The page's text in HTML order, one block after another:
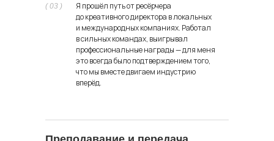
Я прошёл путь от ресёрчера
до креативного директора в локальных
и международных компаниях. Работал
в сильных командах, выигрывал
профессиональные награды — для меня
это всегда было подтверждением того,
что мы вместе двигаем индустрию
вперёд.
( 03 )
Мои
партнерские
проекты